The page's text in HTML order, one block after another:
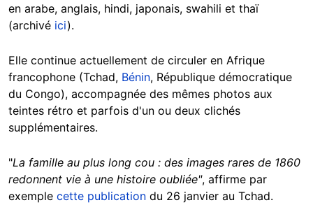
en arabe, anglais, hindi, japonais, swahili et thaï
(archivé ici).
Elle continue actuellement de circuler en Afrique
francophone (Tchad, Bénin, République démocratique
du Congo), accompagnée des mêmes photos aux
teintes rétro et parfois d'un ou deux clichés
supplémentaires.
"La famille au plus long cou : des images rares de 1860
redonnent vie à une histoire oubliée", affirme par
exemple cette publication du 26 janvier au Tchad.